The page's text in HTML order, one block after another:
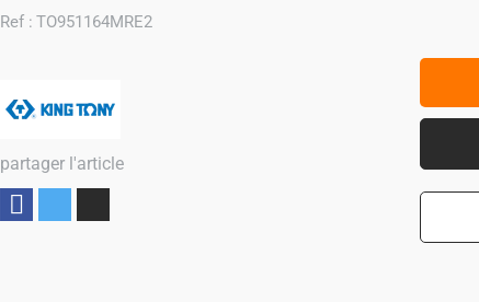
Ref : TO951164MRE2
partager l'article